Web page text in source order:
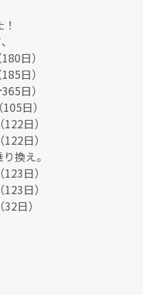
日）
日）
日）
日）
日）
日）
換え。
日）
日）
日）